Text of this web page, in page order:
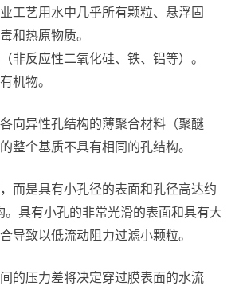
工艺用水中几乎所有颗粒、悬浮固
和热原物质。
非反应性二氧化硅、铁、铝等）。
机物。
向异性孔结构的薄聚合材料（聚醚
整个基质不具有相同的孔结构。
而是具有小孔径的表面和孔径高达约
。具有小孔的非常光滑的表面和具有大
导致以低流动阻力过滤小颗粒。
的压力差将决定穿过膜表面的水流